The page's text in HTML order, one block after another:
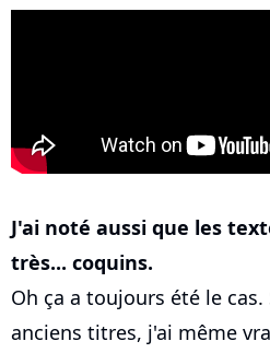
J'ai noté aussi que les
très... coquins.
Oh ça a toujours été le cas.
anciens titres, j'ai même